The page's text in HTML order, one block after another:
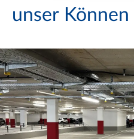
unser Können